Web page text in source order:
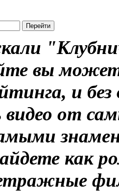
вы
и
видео от
как